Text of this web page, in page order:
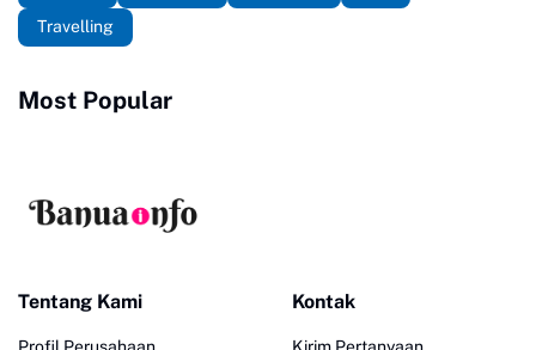
Travelling
Most Popular
Tentang Kami Kontak